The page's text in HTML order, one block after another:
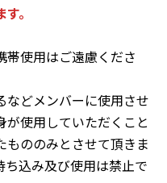
。
使用はご遠慮くださ
どメンバーに使用させ
使用していただくこと
もののみとさせて頂きま
込み及び使用は禁止で